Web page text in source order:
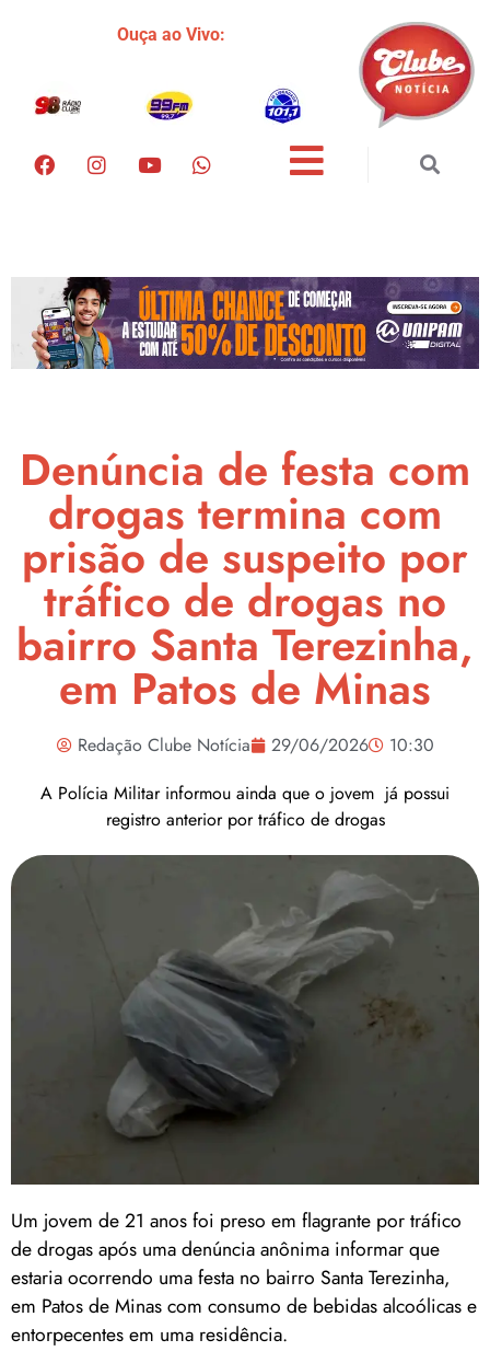
Ouça ao Vivo:
Denúncia de festa com
drogas termina com
prisão de suspeito por
tráfico de drogas no
bairro Santa Terezinha,
em Patos de Minas
Redação Clube Notícia 29/06/2026
10:30
A Polícia Militar informou ainda que o jovem já possui
registro anterior por tráfico de drogas
Um jovem de 21 anos foi preso em flagrante por tráfico
de drogas após uma denúncia anônima informar que
estaria ocorrendo uma festa no bairro Santa Terezinha,
em Patos de Minas com consumo de bebidas alcoólicas e
entorpecentes em uma residência.